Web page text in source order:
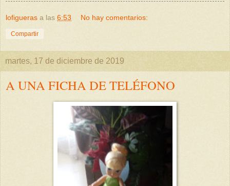
lofigueras a las 6:53 No hay comentarios:
Compartir
martes, 17 de diciembre de 2019
A UNA FICHA DE TELÉFONO